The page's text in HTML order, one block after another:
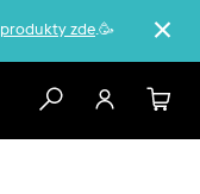
produkty zde.🥳